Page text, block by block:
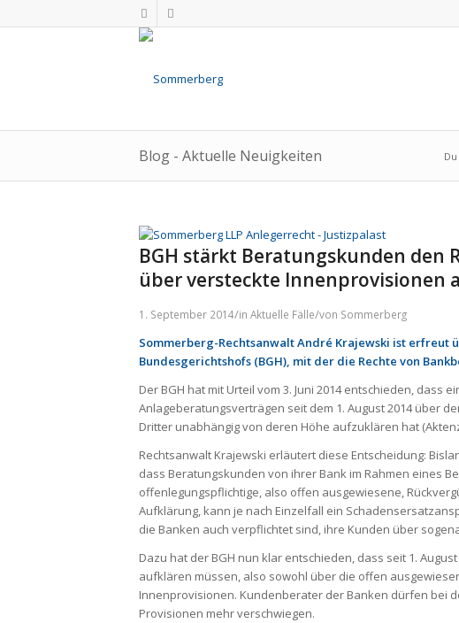
Blog - Aktuelle Neuigkeiten
BGH stärkt Beratungskunden den
über versteckte Innenprovisionen
1. September 2014/in Aktuelle Fälle/von Sommerberg
Sommerberg-Rechtsanwalt André Krajewski ist erfreut
Bundesgerichtshofs (BGH), mit der die Rechte von
Der BGH hat mit Urteil vom 3. Juni 2014 entschieden,
Anlageberatungsverträgen seit dem 1. August 2014 über
Dritter unabhängig von deren Höhe aufzuklären hat
Rechtsanwalt Krajewski erläutert diese Entscheidung:
dass Beratungskunden von ihrer Bank im Rahmen eines
offenlegungspflichtige, also offen ausgewiesene,
Aufklärung, kann je nach Einzelfall ein
die Banken auch verpflichtet sind, ihre Kunden über
Dazu hat der BGH nun klar entschieden, dass seit 1.
aufklären müssen, also sowohl über die offen
Innenprovisionen. Kundenberater der Banken dürfen bei
Provisionen mehr verschwiegen.